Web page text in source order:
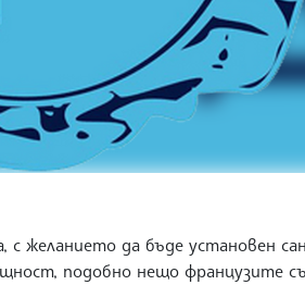
с желанието да бъде установен
подобно нещо французите